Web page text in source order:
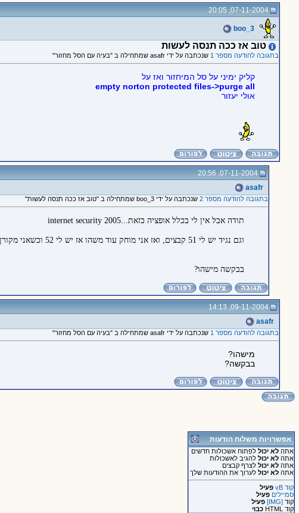
07-11-2004, 20:05
boo_3
טוב אז ככה תנסה לעשות
בתגובה להודעה מספר 1 שנכתבה על ידי asafr שמתחילה ב "בעיה עם הסל מחזור"
קליק ימיני על סל המיחזור ואז על
empty norton protected files->purge all
אולי יעזור
07-11-2004, 20:56
asafr
בתגובה להודעה מספר 2
שנכתבה על ידי boo_3 שמתחילה ב "טוב אז ככה תנסה לעשות"
תודה אבל אין לי בכלל אופציה כזאת...internet security 2005
וגם נגיד יש לי 51 קבצים, ואז אני מוחק עוד משהו אז יש לי 52 וכשאני מקורן אותו אז זה חוזר לי בחזרה ל 51
בבקשה מישהו?
09-11-2004, 14:13
asafr
בתגובה להודעה מספר 1
שנכתבה על ידי asafr שמתחילה ב "בעיה עם הסל מחזור"
מישהו?
בבקשה?
אפשרויות משלוח הודעות
אתה לא יכוללפתוח אשכולות חדשים
אתה לא יכוללהגיב לאשכולות
אתה לא יכוללצרף קבצים
אתה לא יכוללערוך את ההודעות שלך
קוד vB
פעיל
סמיילים פעיל
קוד [IMG]
פעיל
קוד HTML
כבוי